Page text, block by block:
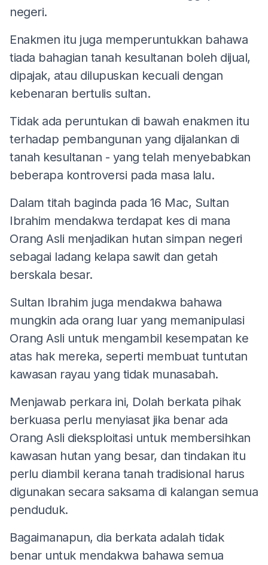
negeri.
Enakmen itu juga memperuntukkan bahawa
tiada bahagian tanah kesultanan boleh dijual,
dipajak, atau dilupuskan kecuali dengan
kebenaran bertulis sultan.
Tidak ada peruntukan di bawah enakmen itu
terhadap pembangunan yang dijalankan di
tanah kesultanan - yang telah menyebabkan
beberapa kontroversi pada masa lalu.
Dalam titah baginda pada 16 Mac, Sultan
Ibrahim mendakwa terdapat kes di mana
Orang Asli menjadikan hutan simpan negeri
sebagai ladang kelapa sawit dan getah
berskala besar.
Sultan Ibrahim juga mendakwa bahawa
mungkin ada orang luar yang memanipulasi
Orang Asli untuk mengambil kesempatan ke
atas hak mereka, seperti membuat tuntutan
kawasan rayau yang tidak munasabah.
Menjawab perkara ini, Dolah berkata pihak
berkuasa perlu menyiasat jika benar ada
Orang Asli dieksploitasi untuk membersihkan
kawasan hutan yang besar, dan tindakan itu
perlu diambil kerana tanah tradisional harus
digunakan secara saksama di kalangan semua
penduduk.
Bagaimanapun, dia berkata adalah tidak
benar untuk mendakwa bahawa semua